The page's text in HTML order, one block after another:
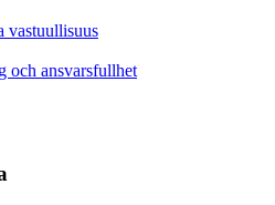
vastuullisuus
och ansvarsfullhet